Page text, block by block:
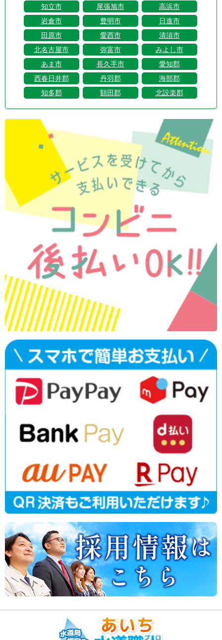
知立市
尾張旭市
高浜市
岩倉市
豊明市
日進市
田原市
愛西市
清須市
北名古屋市
弥富市
みよし市
あま市
長久手市
愛知郡
西春日井郡
丹羽郡
海部郡
知多郡
額田郡 北設楽郡